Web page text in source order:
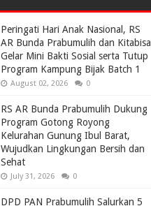
Peringati Hari Anak Nasional, RS
AR Bunda Prabumulih dan Kitabisa
Gelar Mini Bakti Sosial serta Tutup
Program Kampung Bijak Batch 1
August 02, 2026 0
RS AR Bunda Prabumulih Dukung
Program Gotong Royong
Kelurahan Gunung Ibul Barat,
Wujudkan Lingkungan Bersih dan
Sehat
July 31, 2026 0
DPD PAN Prabumulih Salurkan 5